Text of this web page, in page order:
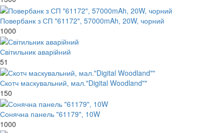
Повербанк з СП "61172", 57000mAh, 20W, чорний
1000
Світильник аварійний
51
Скотч маскувальний, мал."Digital Woodland""
150
Сонячна панель "61179", 10W
1000